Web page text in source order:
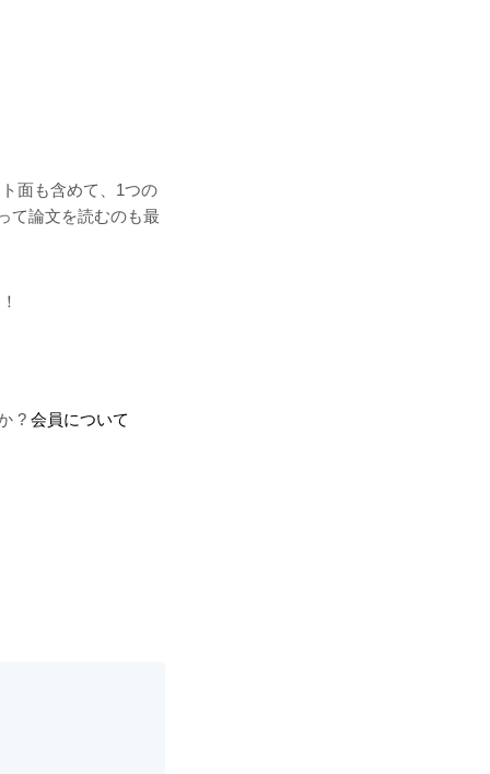
面も含めて、1つの
て論文を読むのも最
? 会員について